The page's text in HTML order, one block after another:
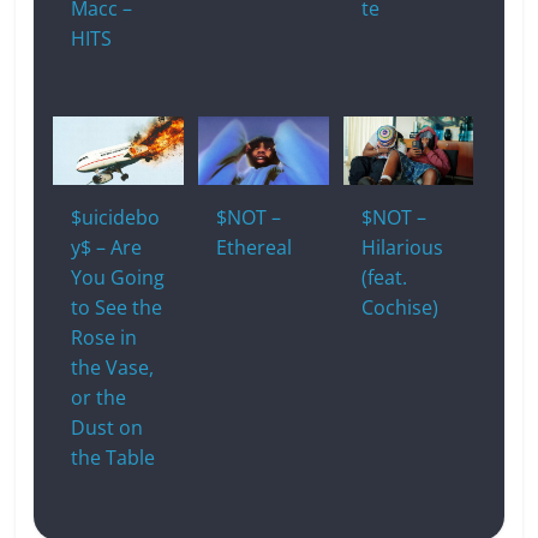
Macc –
HITS
te
$uicidebo
y$ – Are
You Going
to See the
Rose in
the Vase,
or the
Dust on
the Table
$NOT –
Ethereal
$NOT –
Hilarious
(feat.
Cochise)